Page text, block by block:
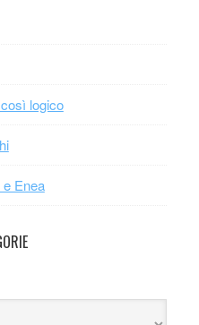
logico
Enea